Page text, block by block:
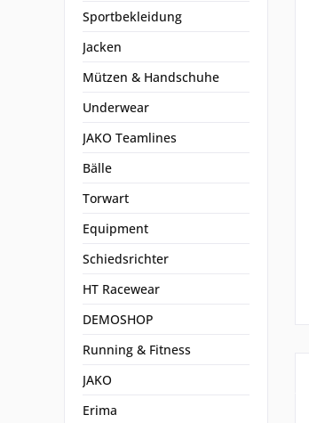
Sportbekleidung
Jacken
Mützen & Handschuhe
Underwear
JAKO Teamlines
Bälle
Torwart
Equipment
Schiedsrichter
HT Racewear
DEMOSHOP
Running & Fitness
JAKO
Erima